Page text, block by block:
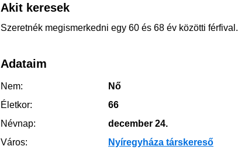
Akit keresek
Szeretnék megismerkedni egy 60 és 68 év közötti férfival.
Adataim
Nem:
Nő
Életkor:
66
Névnap:
december 24.
Város:
Nyíregyháza társkereső